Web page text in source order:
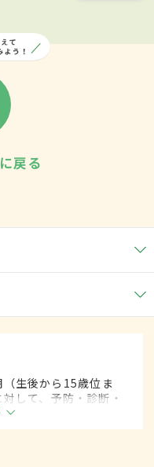
戻る
生後から15歳位ま
して、予防・診断・